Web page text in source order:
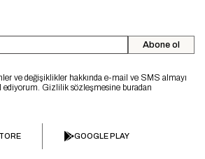
Abone ol
ve değişiklikler hakkında e-mail ve SMS almayı
ediyorum. Gizlilik sözleşmesine buradan
GOOGLE PLAY